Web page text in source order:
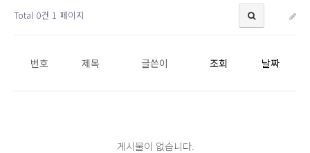
Total 0건 1 페이지
번호 제목 글쓴이 조회 날짜
게시물이 없습니다.